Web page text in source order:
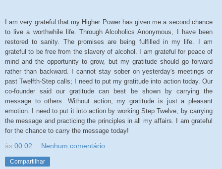
I am very grateful that my Higher Power has given me a second chance
to live a worthwhile life. Through Alcoholics Anonymous, I have been
restored to sanity. The promises are being fulfilled in my life. I am
grateful to be free from the slavery of alcohol. I am grateful for peace of
mind and the opportunity to grow, but my gratitude should go forward
rather than backward. I cannot stay sober on yesterday's meetings or
past Twelfth-Step calls; I need to put my gratitude into action today. Our
co-founder said our gratitude can best be shown by carrying the
message to others. Without action, my gratitude is just a pleasant
emotion. I need to put it into action by working Step Twelve, by carrying
the message and practicing the principles in all my affairs. I am grateful
for the chance to carry the message today!
às 00:02 Nenhum comentário:
Compartilhar